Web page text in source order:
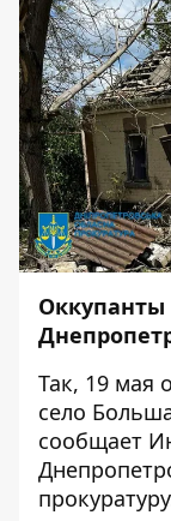
Так, 19 мая
село
сообщает